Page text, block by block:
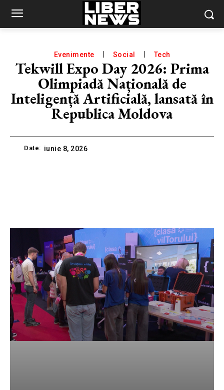
Evenimente Social Tech
Tekwill Expo Day 2026: Prima
Olimpiadă Națională de
Inteligență Artificială, lansată în
Republica Moldova
Date: iunie 8, 2026